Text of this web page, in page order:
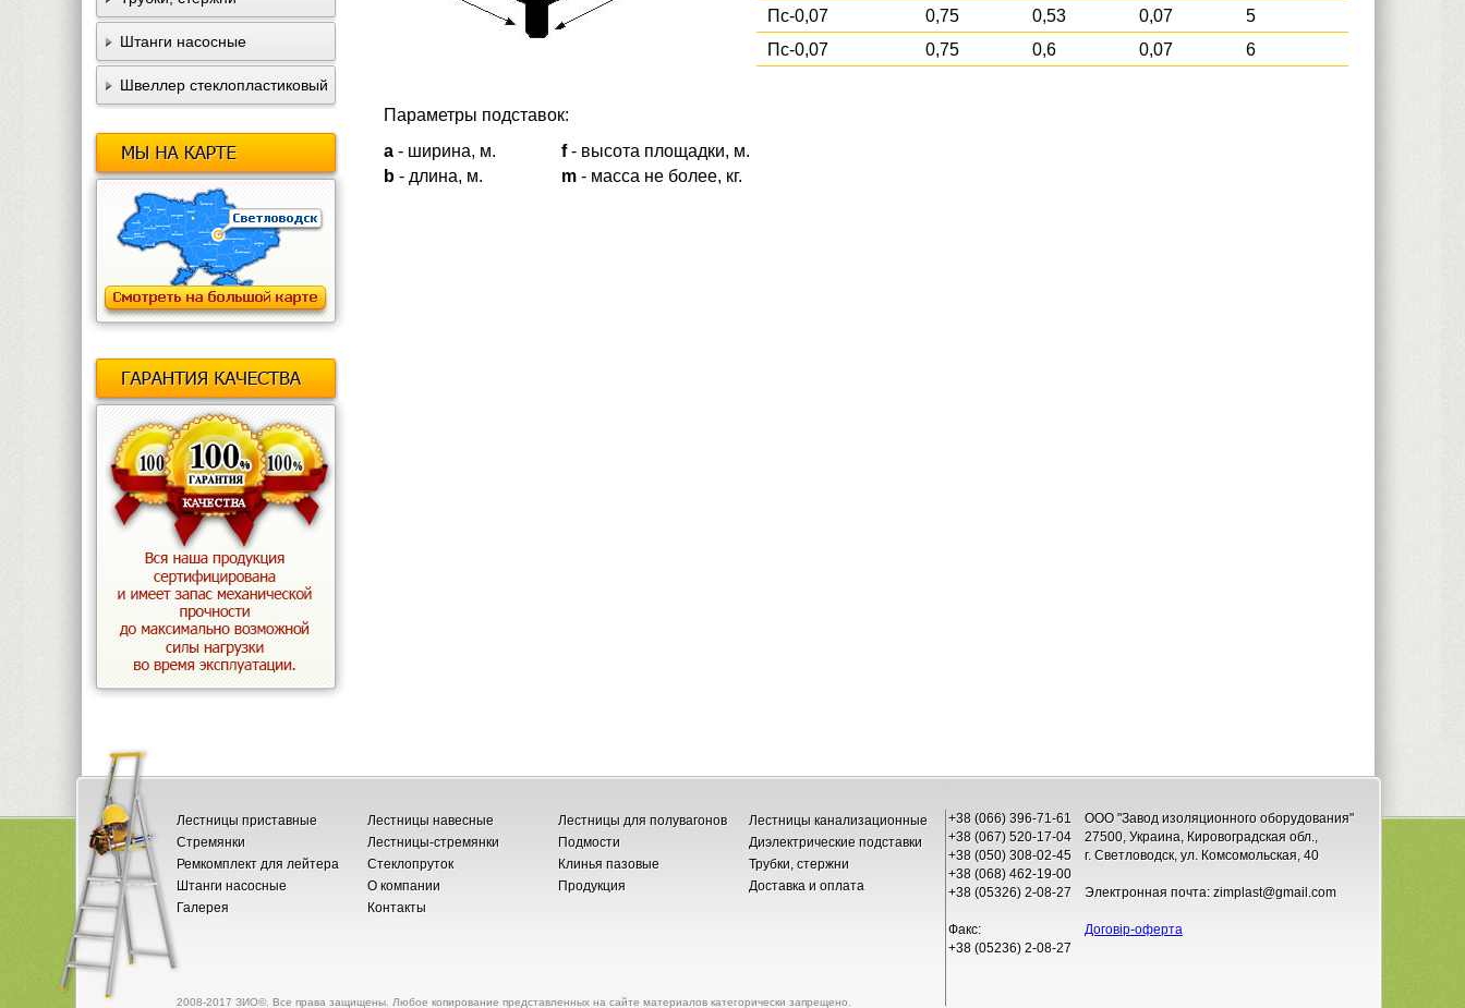
Штанги насосные
Швеллер стеклопластиковый
Пс-0,07
0,75 0,53 0,07
5
Пс-0,07
0,75 0,6 0,07 6
Параметры подставок:
а - ширина, м.
b - длина, м.
f- высота площадки, м.
m - масса не более, кг.
Лестницы приставные Лестницы навесные Лестницы для полувагонов
Лестницы канализационные
Стремянки
Лестницы-стремянки Подмости
Диэлектрические подставки
Ремкомплект для лейтера
Стеклопруток Клинья пазовые
Трубки, стержни
Штанги насосные
О компании Продукция
Доставка и оплата
Галерея
Контакты
+38 (066) 396-71-61
+38 (067) 520-17-04
+38 (050) 308-02-45
+38 (068) 462-19-00
+38 (05326) 2-08-27
Факс:
+38 (05236) 2-08-27
ООО "Завод изоляционного оборудования"
27500, Украина, Кировоградская обл.,
г. Светловодск, ул. Комсомольская, 40
Электронная почта: zimplast@gmail.com
Договір-оферта
2008-2017 ЗИО©. Все права защищены. Любое копирование представленных на сайте материалов категорически запрещено.